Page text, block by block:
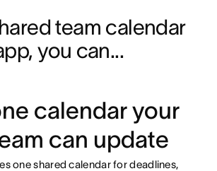
team calendar
you can...
calendar your
can update
one shared calendar for deadlines,